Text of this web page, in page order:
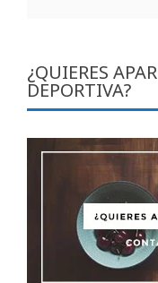
¿QUIERES
DEPORTIVA?